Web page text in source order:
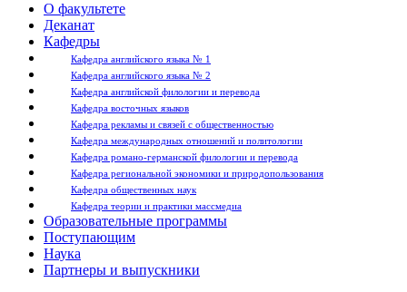
О факультете
Деканат
Кафедры
Кафедра английского языка № 1
Кафедра английского языка № 2
Кафедра английской филологии и перевода
Кафедра восточных языков
Кафедра рекламы и связей с общественностью
Кафедра международных отношений и политологии
Кафедра романо-германской филологии и перевода
Кафедра региональной экономики и природопользования
Кафедра общественных наук
Кафедра теории и практики массмедиа
Образовательные программы
Поступающим
Наука
Партнеры и выпускники